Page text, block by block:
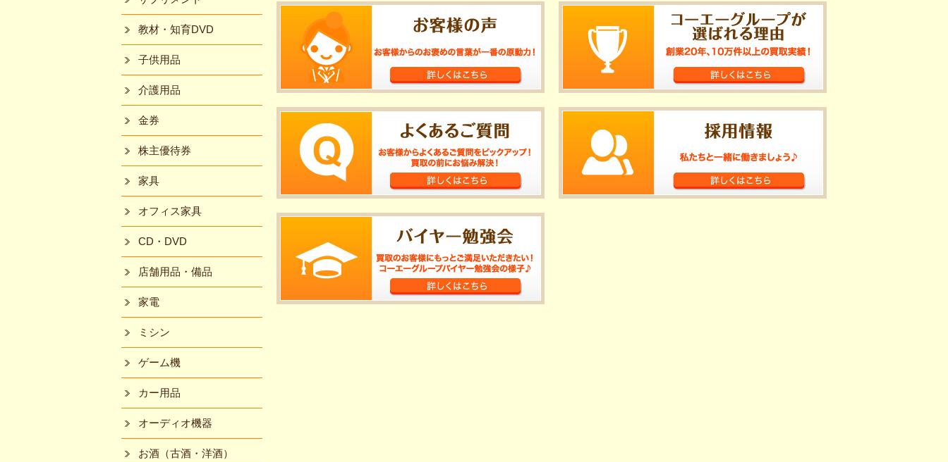
教材・知育DVD
子供用品
介護用品
金券
株主優待券
家具
オフィス家具
CD・DVD
店舗用品・備品
家電
ミシン
ゲーム機
カー用品
オーディオ機器
お酒（古酒・洋酒）